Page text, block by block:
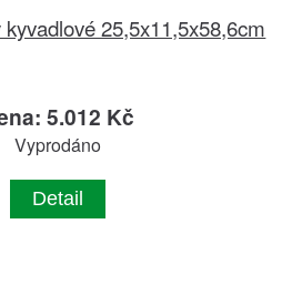
25,5x11,5x58,6cm
5.012 Kč
Vyprodáno
Detail